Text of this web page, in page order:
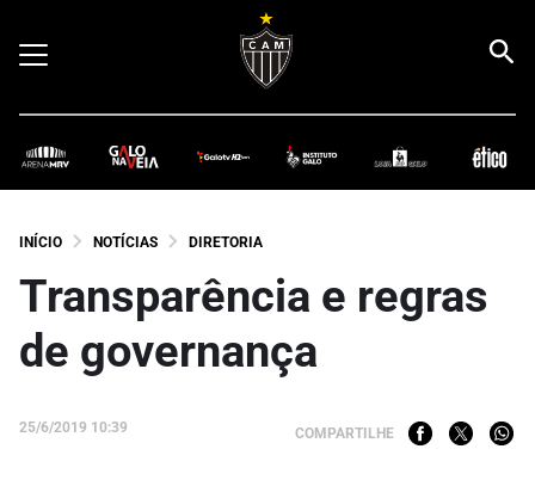
INÍCIO NOTÍCIAS DIRETORIA
Transparência e regras
de governança
25/6/2019 10:39 COMPARTILHE